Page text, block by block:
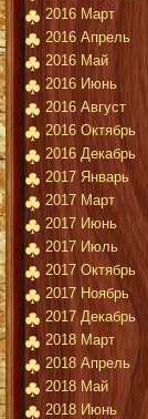
2016 Март
2016 Апрель
2016 Май
2016 Июнь
2016 Август
2016 Октябрь
2016 Декабрь
2017 Январь
2017 Март
2017 Июнь
2017 Июль
2017 Октябрь
2017 Ноябрь
2017 Декабрь
2018 Март
2018 Апрель
2018 Май
2018 Июнь